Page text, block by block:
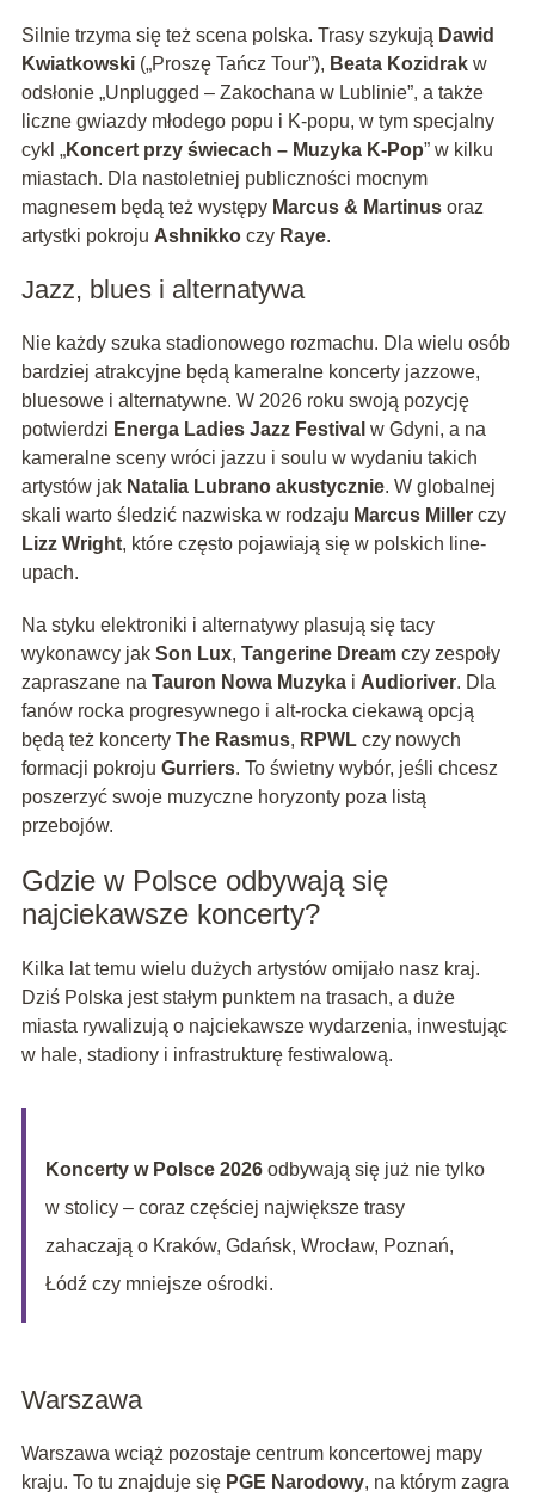
Silnie trzyma się też scena polska. Trasy szykują Dawid
Kwiatkowski(„Proszę Tańcz Tour”), Beata Kozidrakw
odsłonie „Unplugged – Zakochana w Lublinie”, a także
liczne gwiazdy młodego popu i K-popu, w tym specjalny
cykl „Koncert przy świecach – Muzyka K-Pop” w kilku
miastach. Dla nastoletniej publiczności mocnym
magnesem będą też występy Marcus & Martinusoraz
artystki pokroju Ashnikkoczy Raye.
Jazz, blues i alternatywa
Nie każdy szuka stadionowego rozmachu. Dla wielu osób
bardziej atrakcyjne będą kameralne koncerty jazzowe,
bluesowe i alternatywne. W 2026 roku swoją pozycję
potwierdzi Energa Ladies Jazz Festival w Gdyni, a na
kameralne sceny wróci jazzu i soulu w wydaniu takich
artystów jak Natalia Lubrano akustycznie. W globalnej
skali warto śledzić nazwiska w rodzaju Marcus Millerczy
Lizz Wright, które często pojawiają się w polskich line-
upach.
Na styku elektroniki i alternatywy plasują się tacy
wykonawcy jak Son Lux, Tangerine Dreamczy zespoły
zapraszane na Tauron Nowa Muzykai Audioriver. Dla
fanów rocka progresywnego i alt-rocka ciekawą opcją
będą też koncerty The Rasmus, RPWLczy nowych
formacji pokroju Gurriers. To świetny wybór, jeśli chcesz
poszerzyć swoje muzyczne horyzonty poza listą
przebojów.
Gdzie w Polsce odbywają się
najciekawsze koncerty?
Kilka lat temu wielu dużych artystów omijało nasz kraj.
Dziś Polska jest stałym punktem na trasach, a duże
miasta rywalizują o najciekawsze wydarzenia, inwestując
w hale, stadiony i infrastrukturę festiwalową.
Koncerty w Polsce 2026odbywają się już nie tylko
w stolicy – coraz częściej największe trasy
zahaczają o Kraków, Gdańsk, Wrocław, Poznań,
Łódź czy mniejsze ośrodki.
Warszawa
Warszawa wciąż pozostaje centrum koncertowej mapy
kraju. To tu znajduje się PGE Narodowy, na którym zagra